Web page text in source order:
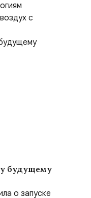
с
будущему
о запуске